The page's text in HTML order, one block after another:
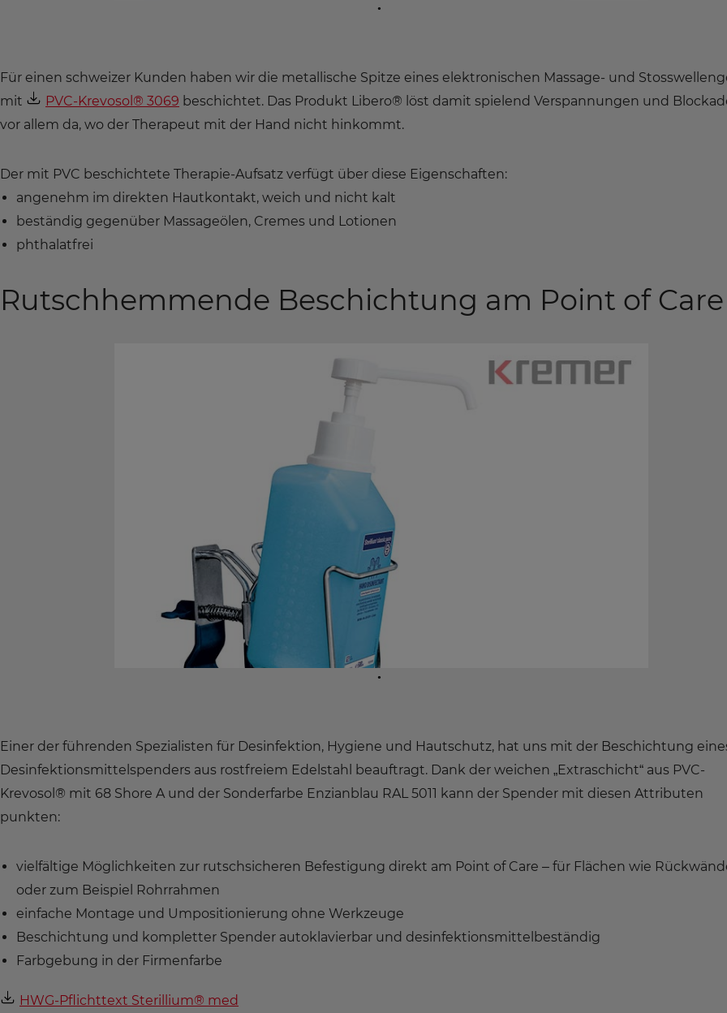
Für einen schweizer Kunden haben wir die metallische Spitze eines elektronischen Massage- und
mit
PVC-Krevosol® 3069 beschichtet. Das Produkt Libero® löst damit spielend Verspannungen und
vor allem da, wo der Therapeut mit der Hand nicht hinkommt.
Der mit PVC beschichtete Therapie-Aufsatz verfügt über diese Eigenschaften:
angenehm im direkten Hautkontakt, weich und nicht kalt
beständig gegenüber Massageölen, Cremes und Lotionen
phthalatfrei
Rutschhemmende Beschichtung am Point of Care
Einer der führenden Spezialisten für Desinfektion, Hygiene und Hautschutz, hat uns mit der Beschichtung
Desinfektionsmittelspenders aus rostfreiem Edelstahl beauftragt. Dank der weichen „Extraschicht“ aus PVC-
Krevosol® mit 68 Shore A und der Sonderfarbe Enzianblau RAL 5011 kann der Spender mit diesen Attributen
punkten:
vielfältige Möglichkeiten zur rutschsicheren Befestigung direkt am Point of Care – für Flächen wie
oder zum Beispiel Rohrrahmen
einfache Montage und Umpositionierung ohne Werkzeuge
Beschichtung und kompletter Spender autoklavierbar und desinfektionsmittelbeständig
Farbgebung in der Firmenfarbe
HWG-Pflichttext Sterillium® med